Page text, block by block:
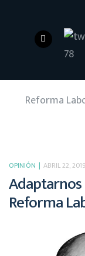
Reforma
OPINIÓN ABRIL 22, 2019
Reforma